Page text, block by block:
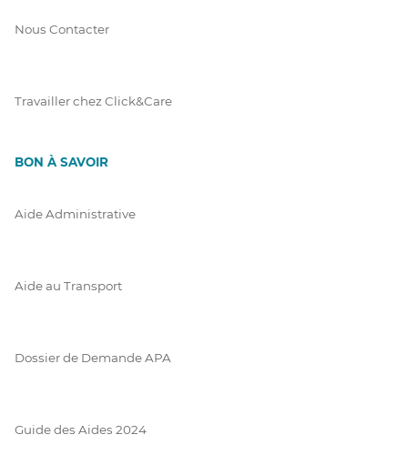
Nous Contacter
Travailler chez Click&Care
BON À SAVOIR
Aide Administrative
Aide au Transport
Dossier de Demande APA
Guide des Aides 2024